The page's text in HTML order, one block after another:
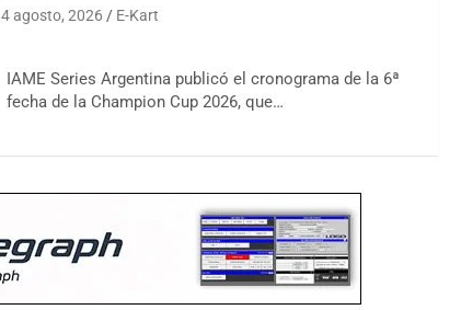
4 agosto, 2026 E-Kart
IAME Series Argentina publicó el cronograma de la 6ª
fecha de la Champion Cup 2026, que…